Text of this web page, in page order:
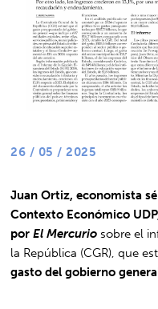
26 / 05 / 2025
Juan Ortiz, economista
Contexto Económico
porEl Mercurio sobre el
la República (CGR), que
gasto del gobierno